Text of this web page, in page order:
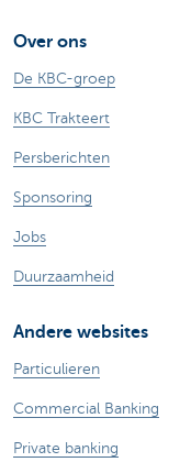
Over ons
De KBC-groep
KBC Trakteert
Persberichten
Sponsoring
Jobs
Duurzaamheid
Andere websites
Particulieren
Commercial Banking
Private banking